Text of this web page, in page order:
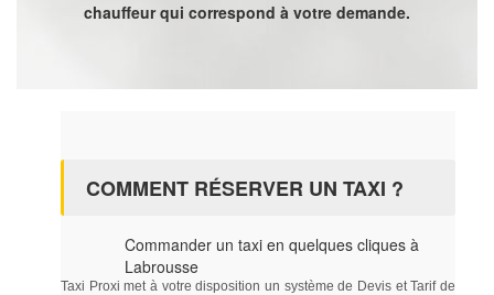
chauffeur qui correspond à votre demande.
COMMENT RÉSERVER UN TAXI ?
Commander un taxi en quelques cliques à
Labrousse
Taxi Proxi met à votre disposition un système de Devis et Tarif de